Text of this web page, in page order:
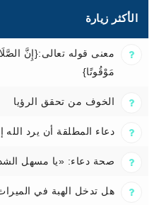
الأكثر زيارة
معنى قوله تعالى:{إِنَّ
مَوْقُوتًا}
الخوف من تحقق الرؤيا
دعاء المطلقة أن يرد الله
صحة دعاء: «يا مسهل
هل تدخل الهبة في